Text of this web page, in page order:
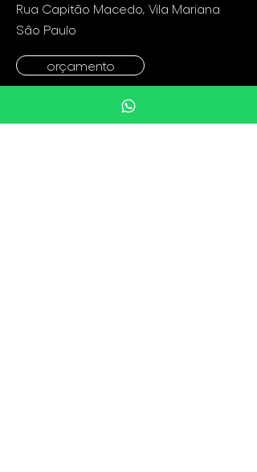
Rua Capitão Macedo, Vila Mariana
São Paulo
orçamento